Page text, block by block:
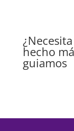
hecho
guiamos